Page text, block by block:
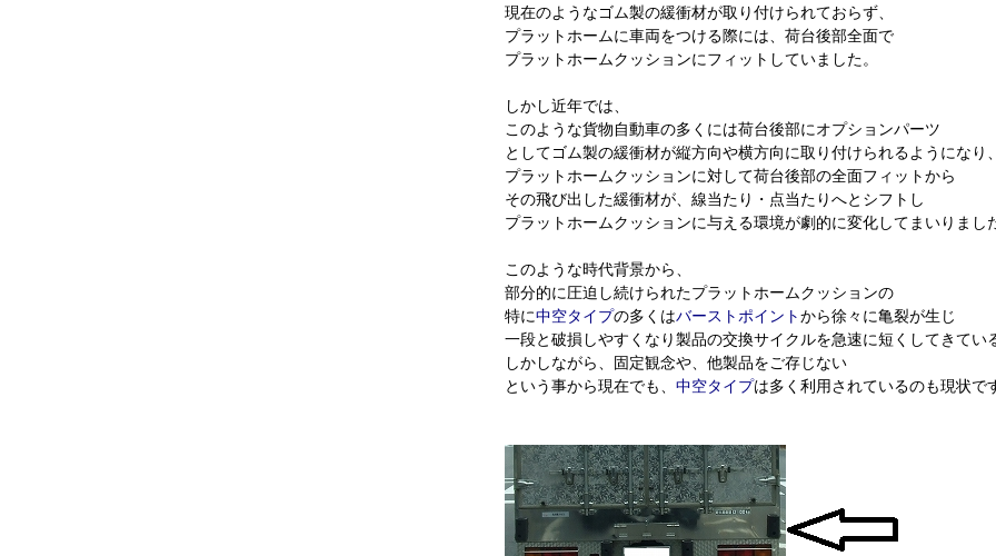
現在のようなゴム製の緩衝材が取り付けられておらず、
プラットホームに車両をつける際には、荷台後部全面で
プラットホームクッションにフィットしていました。
しかし近年では、
このような貨物自動車の多くには荷台後部にオプションパーツ
としてゴム製の緩衝材が縦方向や横方向に取り付けられるようになり、
プラットホームクッションに対して荷台後部の全面フィットから
その飛び出した緩衝材が、線当たり・点当たりへとシフトし
プラットホームクッションに与える環境が劇的に変化してまいりまし
このような時代背景から、
部分的に圧迫し続けられたプラットホームクッションの
特に中空タイプの多くはバーストポイントから徐々に亀裂が生じ
一段と破損しやすくなり製品の交換サイクルを急速に短くしてきてい
しかしながら、固定観念や、他製品をご存じない
という事から現在でも、 中空タイプは多く利用されているのも現状で